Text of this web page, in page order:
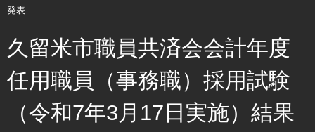
創業・産業・ビジネス
計画・政策
発表
久留米市職員共済会会計年度
任用職員（事務職）採用試験
（令和7年3月17日実施）結果